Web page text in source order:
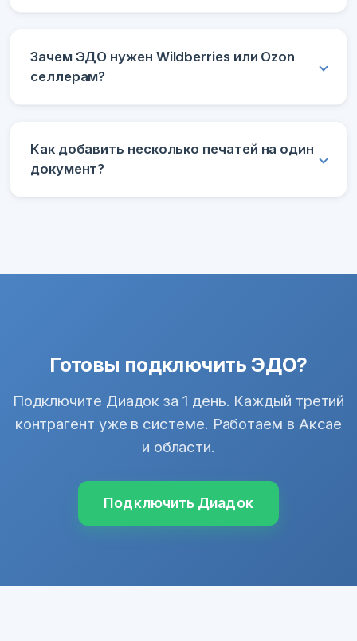
Зачем ЭДО нужен Wildberries или Ozon
селлерам?
Как добавить несколько печатей на один
документ?
Готовы подключить ЭДО?
Подключите Диадок за 1 день. Каждый третий
контрагент уже в системе. Работаем в Аксае
и области.
Подключить Диадок